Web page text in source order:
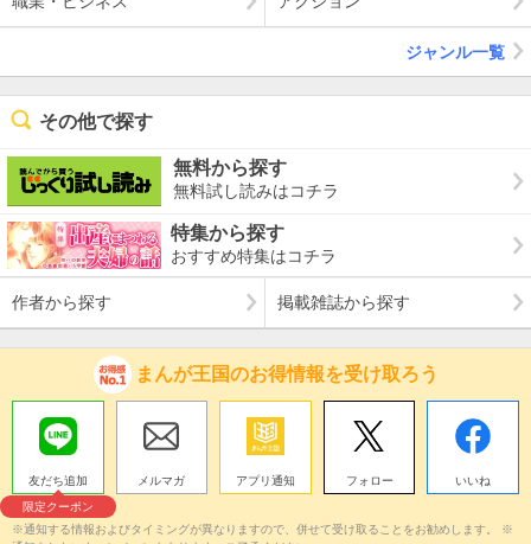
ジャンル一覧
その他で探す
無料から探す
無料試し読みはコチラ
特集から探す
おすすめ特集はコチラ
作者から探す 掲載雑誌から探す
まんが王国のお得情報を受け取ろう
友だち追加
限定クーポン
メルマガ アプリ通知 フォロー いいね
※通知する情報およびタイミングが異なりますので、併せて受け取ることをお勧めします。 ※